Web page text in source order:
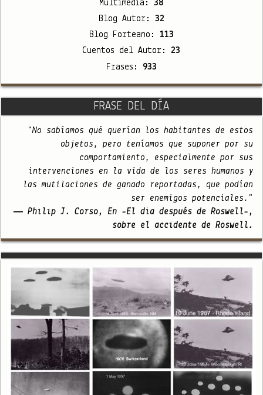
Multimedia:38
Blog Autor: 32
Blog Forteano: 113
Cuentos del Autor: 23
Frases: 933
FRASE DEL DÍA
"No sabíamos qué querían los habitantes de estos
objetos, pero teníamos que suponer por su
comportamiento, especialmente por sus
intervenciones en la vida de los seres humanos y
las mutilaciones de ganado reportadas, que podían
ser enemigos potenciales."
— Philip J. Corso, En -El día después de Roswell-,
sobre el accidente de Roswell.